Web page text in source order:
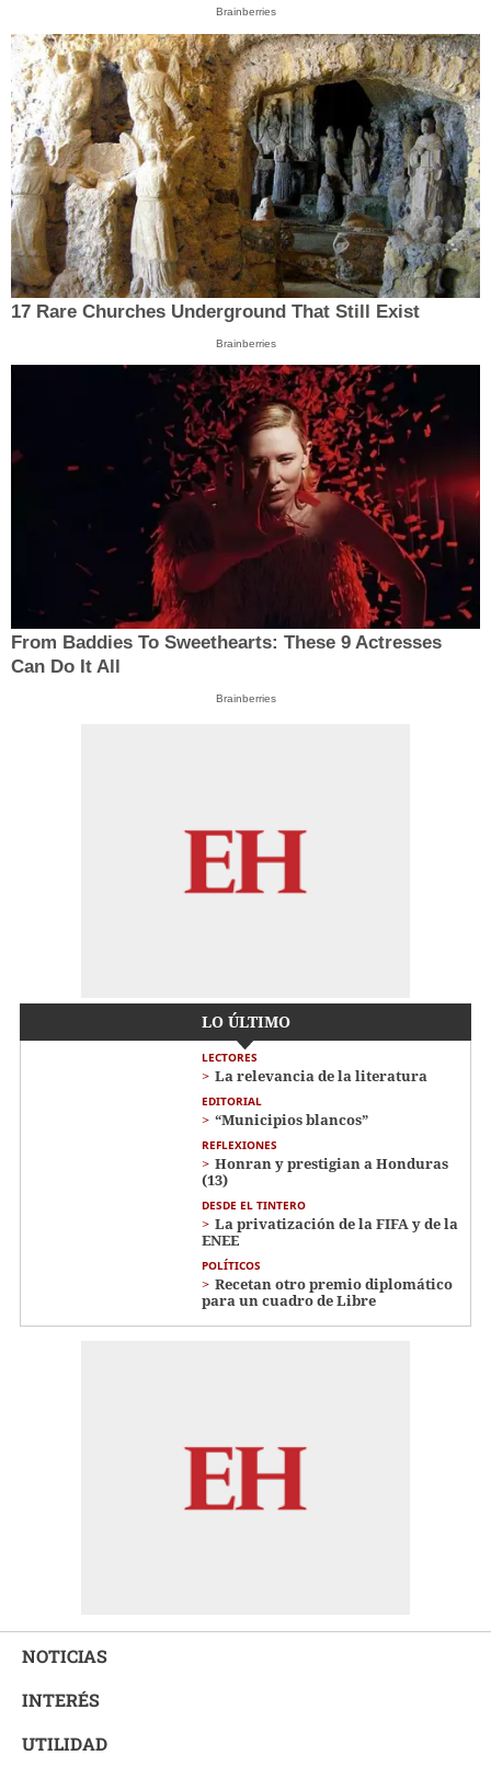
Brainberries
17 Rare Churches Underground That Still Exist
Brainberries
From Baddies To Sweethearts: These 9 Actresses
Can Do It All
Brainberries
LO ÚLTIMO
LECTORES
La relevancia de la literatura
EDITORIAL
“Municipios blancos”
REFLEXIONES
Honran y prestigian a Honduras
(13)
DESDE EL TINTERO
La privatización de la FIFA y de la
ENEE
POLÍTICOS
Recetan otro premio diplomático
para un cuadro de Libre
NOTICIAS
INTERÉS
UTILIDAD